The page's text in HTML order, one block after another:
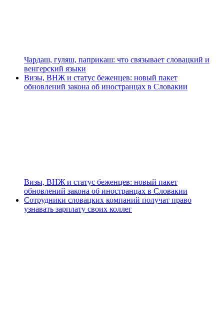
Чардаш, гуляш, паприкаш: что связывает словацкий и
венгерский языки
Визы, ВНЖ и статус беженцев: новый пакет
обновлений закона об иностранцах в Словакии
Визы, ВНЖ и статус беженцев: новый пакет
обновлений закона об иностранцах в Словакии
Сотрудники словацких компаний получат право
узнавать зарплату своих коллег